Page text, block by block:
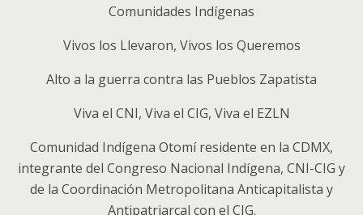
Comunidades Indígenas
Vivos los Llevaron, Vivos los Queremos
Alto a la guerra contra las Pueblos Zapatista
Viva el CNI, Viva el CIG, Viva el EZLN
Comunidad Indígena Otomí residente en la CDMX,
integrante del Congreso Nacional Indígena, CNI-CIG y
de la Coordinación Metropolitana Anticapitalista y
Antipatriarcal con el CIG.